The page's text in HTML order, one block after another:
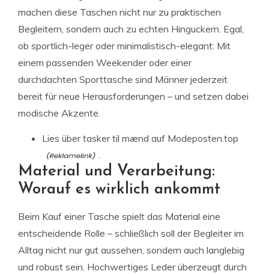
machen diese Taschen nicht nur zu praktischen
Begleitern, sondern auch zu echten Hinguckern. Egal,
ob sportlich-leger oder minimalistisch-elegant: Mit
einem passenden Weekender oder einer
durchdachten Sporttasche sind Männer jederzeit
bereit für neue Herausforderungen – und setzen dabei
modische Akzente.
Lies über tasker til mænd auf Modeposten.top
Material und Verarbeitung:
Worauf es wirklich ankommt
Beim Kauf einer Tasche spielt das Material eine
entscheidende Rolle – schließlich soll der Begleiter im
Alltag nicht nur gut aussehen, sondern auch langlebig
und robust sein. Hochwertiges Leder überzeugt durch